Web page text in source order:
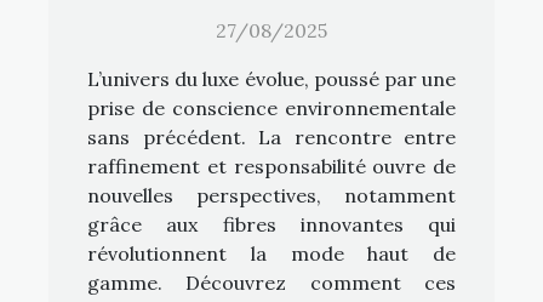
27/08/2025
L’univers du luxe évolue, poussé par une
prise de conscience environnementale
sans précédent. La rencontre entre
raffinement et responsabilité ouvre de
nouvelles perspectives, notamment
grâce aux fibres innovantes qui
révolutionnent la mode haut de
gamme. Découvrez comment ces